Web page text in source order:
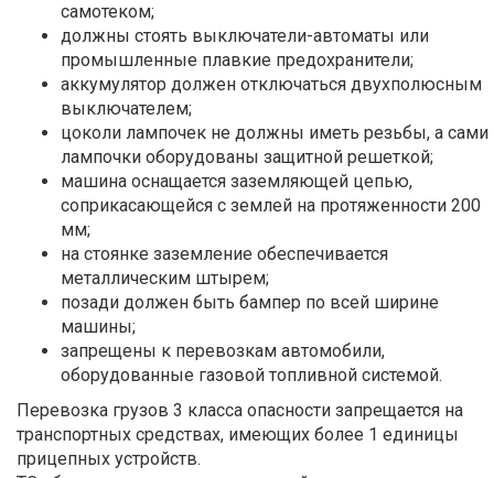
самотеком;
должны стоять выключатели-автоматы или
промышленные плавкие предохранители;
аккумулятор должен отключаться двухполюсным
выключателем;
цоколи лампочек не должны иметь резьбы, а сами
лампочки оборудованы защитной решеткой;
машина оснащается заземляющей цепью,
соприкасающейся с землей на протяженности 200
мм;
на стоянке заземление обеспечивается
металлическим штырем;
позади должен быть бампер по всей ширине
машины;
запрещены к перевозкам автомобили,
оборудованные газовой топливной системой.
Перевозка грузов 3 класса опасности запрещается на
транспортных средствах, имеющих более 1 единицы
прицепных устройств.